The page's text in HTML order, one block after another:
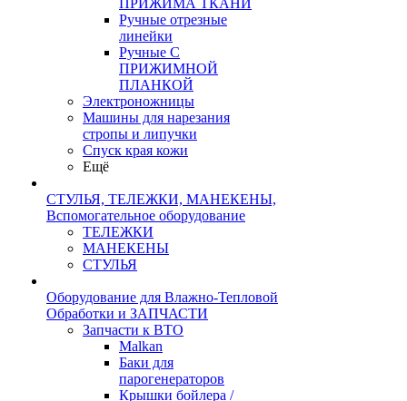
ПРИЖИМА ТКАНИ
Ручные отрезные
линейки
Ручные С
ПРИЖИМНОЙ
ПЛАНКОЙ
Электроножницы
Машины для нарезания
стропы и липучки
Спуск края кожи
Ещё
СТУЛЬЯ, ТЕЛЕЖКИ, МАНЕКЕНЫ,
Вспомогательное оборудование
ТЕЛЕЖКИ
МАНЕКЕНЫ
СТУЛЬЯ
Оборудование для Влажно-Тепловой
Обработки и ЗАПЧАСТИ
Запчасти к ВТО
Malkan
Баки для
парогенераторов
Крышки бойлера /